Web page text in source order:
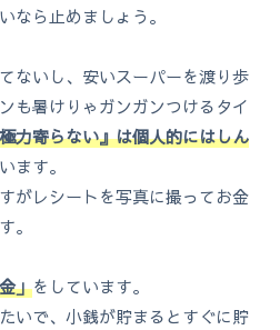
なら止めましょう。
ないし、安いスーパーを渡り歩
も暑けりゃガンガンつけるタイ
力寄らない』は個人的にはしん
います。
がレシートを写真に撮ってお金
。
」をしています。
いで、小銭が貯まるとすぐに貯